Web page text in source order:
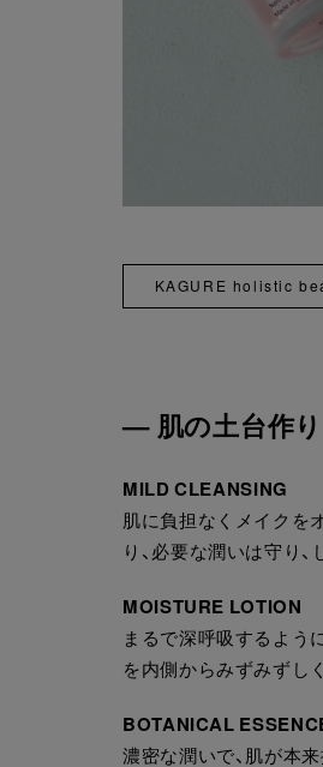
KAGURE holistic
— 肌の土台作
MILD CLEANSING
肌に負担なくメイクを
り、必要な潤いは守り
MOISTURE LOTION
まるで深呼吸するよう
を内側からみずみずし
BOTANICAL
濃密な潤いで、肌が本